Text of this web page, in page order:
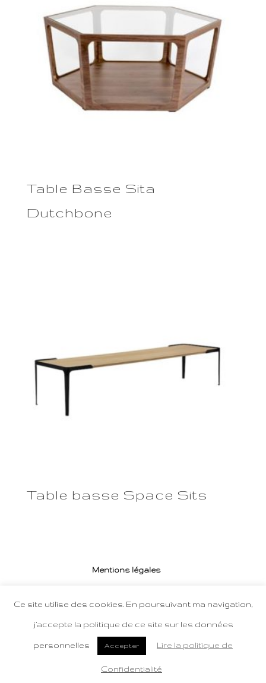
Table Basse Sita
Dutchbone
Table basse Space Sits
Mentions légales
Conditions Générales de Vente
Design deElegant Themes| Propulsé par
WordPress
Ce site utilise des cookies. En poursuivant ma navigation,
j’accepte la politique de ce site sur les données
personnelles Accepter Lire la politique de
Confidentialité